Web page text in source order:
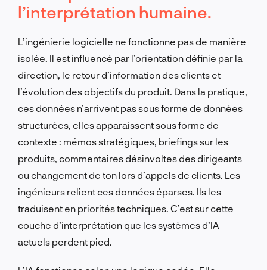
l’interprétation humaine.
L’ingénierie logicielle ne fonctionne pas de manière
isolée. Il est influencé par l’orientation définie par la
direction, le retour d’information des clients et
l’évolution des objectifs du produit. Dans la pratique,
ces données n’arrivent pas sous forme de données
structurées, elles apparaissent sous forme de
contexte : mémos stratégiques, briefings sur les
produits, commentaires désinvoltes des dirigeants
ou changement de ton lors d’appels de clients. Les
ingénieurs relient ces données éparses. Ils les
traduisent en priorités techniques. C’est sur cette
couche d’interprétation que les systèmes d’IA
actuels perdent pied.